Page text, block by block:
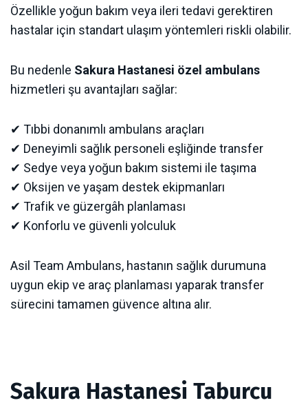
Özellikle yoğun bakım veya ileri tedavi gerektiren
hastalar için standart ulaşım yöntemleri riskli olabilir.
Bu nedenle Sakura Hastanesi özel ambulans
hizmetleri şu avantajları sağlar:
✔ Tıbbi donanımlı ambulans araçları
✔ Deneyimli sağlık personeli eşliğinde transfer
✔ Sedye veya yoğun bakım sistemi ile taşıma
✔ Oksijen ve yaşam destek ekipmanları
✔ Trafik ve güzergâh planlaması
✔ Konforlu ve güvenli yolculuk
Asil Team Ambulans, hastanın sağlık durumuna
uygun ekip ve araç planlaması yaparak transfer
sürecini tamamen güvence altına alır.
Sakura Hastanesi Taburcu